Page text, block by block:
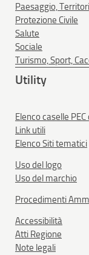
Paesaggio,
Protezione Civile
Salute
Sociale
Turismo, Sport,
Utility
Elenco caselle
Link utili
Elenco Siti tematici
Uso del logo
Uso del marchio
Procedimenti
Accessibilità
Atti Regione
Note legali